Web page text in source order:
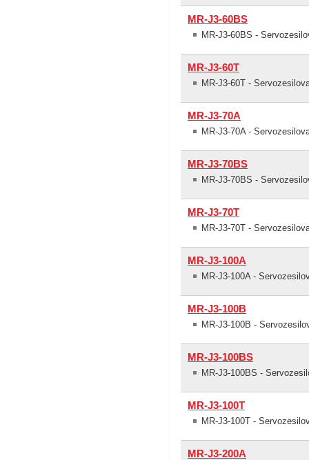
MR-J3-60BS
MR-J3-60BS -
MR-J3-60T
MR-J3-60T -
MR-J3-70A
MR-J3-70A -
MR-J3-70BS
MR-J3-70BS -
MR-J3-70T
MR-J3-70T -
MR-J3-100A
MR-J3-100A -
MR-J3-100B
MR-J3-100B -
MR-J3-100BS
MR-J3-100BS -
MR-J3-100T
MR-J3-100T -
MR-J3-200A